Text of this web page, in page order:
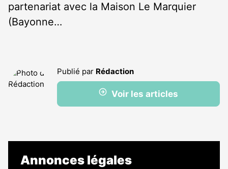
partenariat avec la Maison Le Marquier
(Bayonne…
Publié par Rédaction
Voir les articles
Annonces légales